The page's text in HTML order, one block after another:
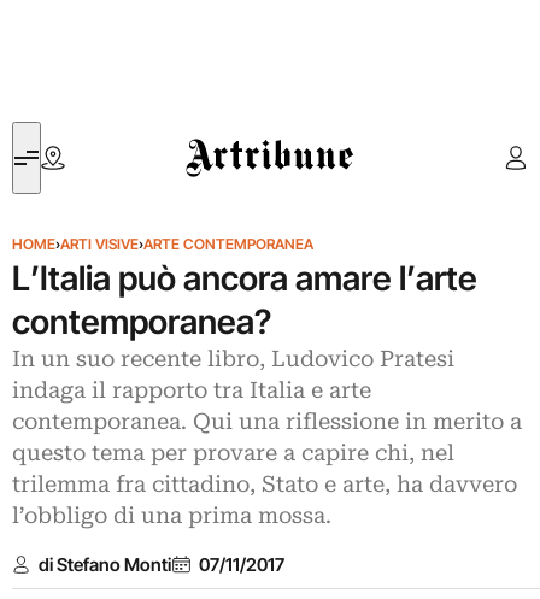
Artribune
HOME›ARTI VISIVE›ARTE CONTEMPORANEA
L’Italia può ancora amare l’arte
contemporanea?
In un suo recente libro, Ludovico Pratesi
indaga il rapporto tra Italia e arte
contemporanea. Qui una riflessione in merito a
questo tema per provare a capire chi, nel
trilemma fra cittadino, Stato e arte, ha davvero
l’obbligo di una prima mossa.
di Stefano Monti 07/11/2017